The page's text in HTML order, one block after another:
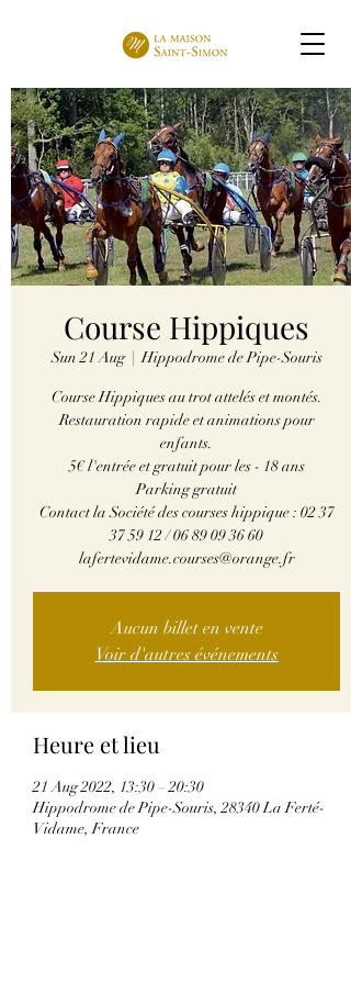
Course Hippiques
Sun 21 Aug
  |
Hippodrome de Pipe-Souris
Course Hippiques au trot attelés et montés.
Restauration rapide et animations pour
enfants.
5€ l'entrée et gratuit pour les - 18 ans
Parking gratuit
Contact la Société des courses hippique : 02 37
37 59 12 / 06 89 09 36 60
lafertevidame.courses@orange.fr
Aucun billet en vente
Voir d'autres événements
Heure et lieu
21 Aug 2022, 13:30 – 20:30
Hippodrome de Pipe-Souris, 28340 La Ferté-
Vidame, France